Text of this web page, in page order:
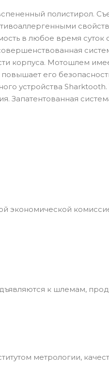
полистирол.
в любое время суток
корпуса. Мотошлем
его
устройства
Запатентованная
экономической
к шлемам,
метрологии,